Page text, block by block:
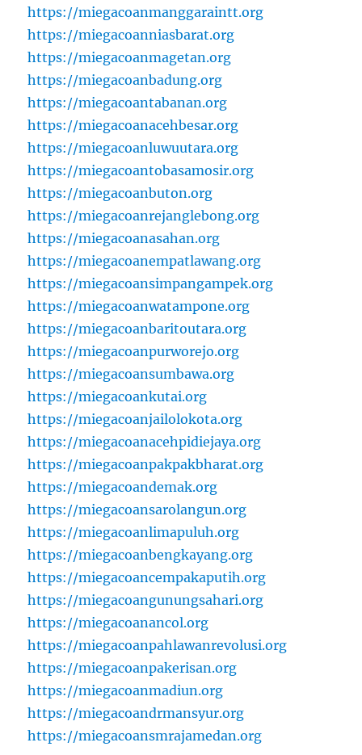
https://miegacoanmanggaraintt.org
https://miegacoanniasbarat.org
https://miegacoanmagetan.org
https://miegacoanbadung.org
https://miegacoantabanan.org
https://miegacoanacehbesar.org
https://miegacoanluwuutara.org
https://miegacoantobasamosir.org
https://miegacoanbuton.org
https://miegacoanrejanglebong.org
https://miegacoanasahan.org
https://miegacoanempatlawang.org
https://miegacoansimpangampek.org
https://miegacoanwatampone.org
https://miegacoanbaritoutara.org
https://miegacoanpurworejo.org
https://miegacoansumbawa.org
https://miegacoankutai.org
https://miegacoanjailolokota.org
https://miegacoanacehpidiejaya.org
https://miegacoanpakpakbharat.org
https://miegacoandemak.org
https://miegacoansarolangun.org
https://miegacoanlimapuluh.org
https://miegacoanbengkayang.org
https://miegacoancempakaputih.org
https://miegacoangunungsahari.org
https://miegacoanancol.org
https://miegacoanpahlawanrevolusi.org
https://miegacoanpakerisan.org
https://miegacoanmadiun.org
https://miegacoandrmansyur.org
https://miegacoansmrajamedan.org